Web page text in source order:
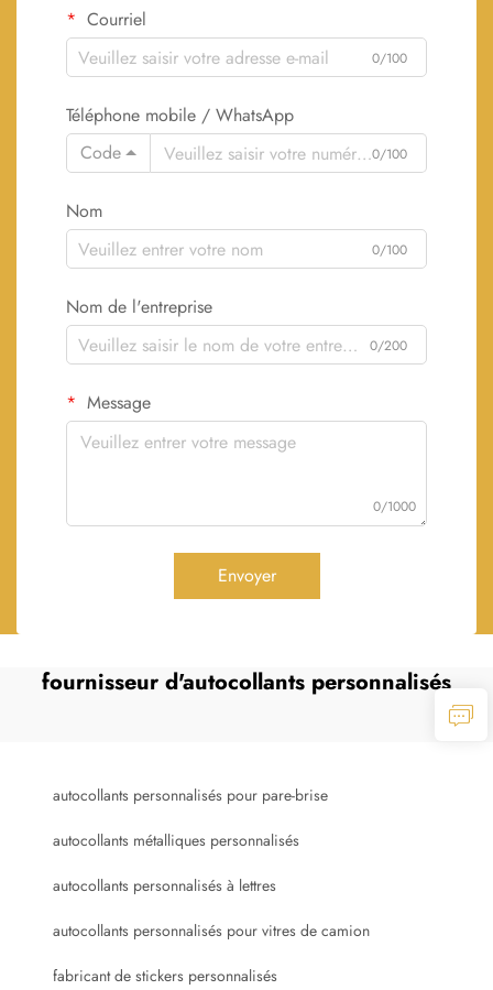
Courriel
0/100
Téléphone mobile / WhatsApp
Code
0/100
Nom
0/100
Nom de l'entreprise
0/200
Message
0/1000
Envoyer
fournisseur d'autocollants personnalisés
autocollants personnalisés pour pare-brise
autocollants métalliques personnalisés
autocollants personnalisés à lettres
autocollants personnalisés pour vitres de camion
fabricant de stickers personnalisés